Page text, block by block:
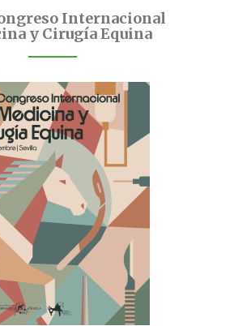
Internacional
y Cirugía Equina